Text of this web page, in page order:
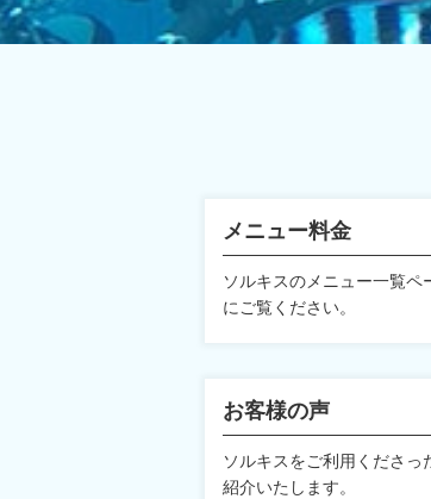
メニュー料金
ソルキスのメニュー一覧
にご覧ください。
お客様の声
ソルキスをご利用くださ
紹介いたします。